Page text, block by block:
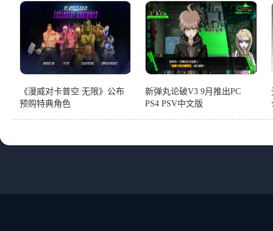
《漫威对卡普空 无限》公布
预购特典角色
新弹丸论破V3 9月推出PC
PS4 PSV中文版